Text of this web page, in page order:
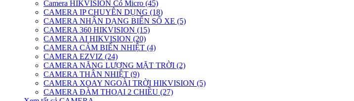
Camera HIKVISION Có Micro (45)
CAMERA IP CHUYÊN DỤNG (18)
CAMERA NHẬN DẠNG BIỂN SỐ XE (5)
CAMERA 360 HIKVISION (15)
CAMERA AI HIKVISION (20)
CAMERA CẢM BIẾN NHIỆT (4)
CAMERA EZVIZ (24)
CAMERA NĂNG LƯỢNG MẶT TRỜI (2)
CAMERA THÂN NHIỆT (9)
CAMERA XOAY NGOÀI TRỜI HIKVISION (5)
CAMERA ĐÀM THOẠI 2 CHIỀU (27)